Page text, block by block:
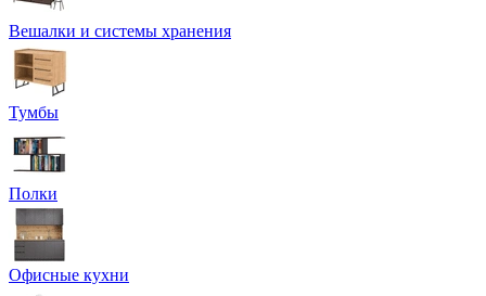
Вешалки и системы хранения
Тумбы
Полки
Офисные кухни